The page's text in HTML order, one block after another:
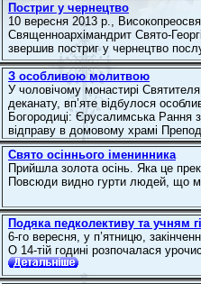
Постриг у чернецтво
10 вересня 2013 р.,
Священноархімандрит Свято-
звершив постриг у чернецтво
З особливою молитвою
У чоловічому монастирі
деканату, вп’яте відбулося
Богородиці: Єрусалимська Рання
відправу в домовому храмі
Свято осіннього іменинника
Прийшла золота осінь. Яка це
Повсюди видно гурти людей, що
Подяка педколективу та учням
6-го вересня, у п’ятницю,
О 14-тій годині розпочалася